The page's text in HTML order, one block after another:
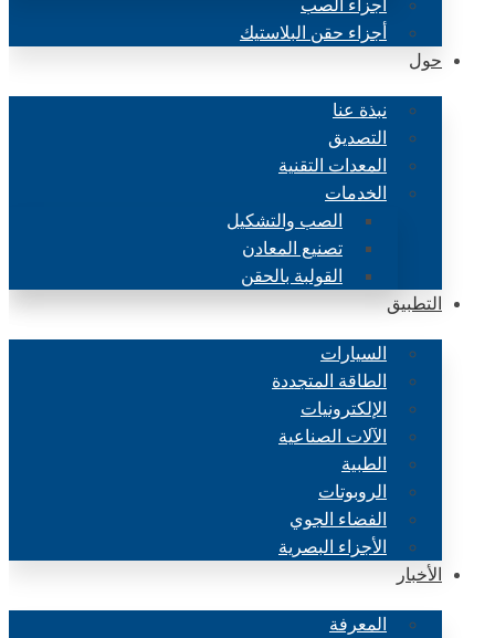
أجزاء حقن البلاستيك
حول
نبذة عنا
التصديق
المعدات التقنية
الخدمات
الصب والتشكيل
تصنيع المعادن
القولبة بالحقن
التطبيق
السيارات
الطاقة المتجددة
الإلكترونيات
الآلات الصناعية
الطبية
الروبوتات
الفضاء الجوي
الأجزاء البصرية
الأخبار
المعرفة